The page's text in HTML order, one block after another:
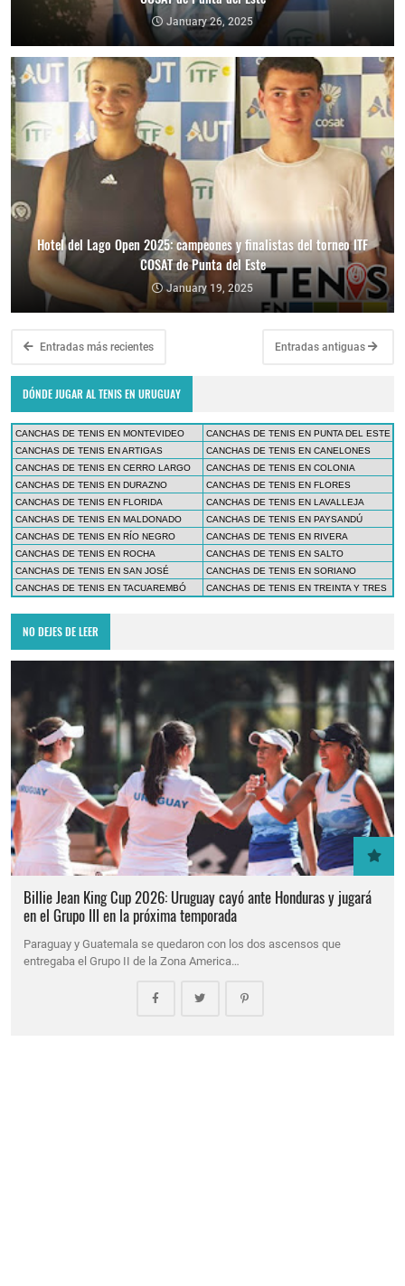
January 26, 2025
Hotel del Lago Open 2025: campeones y finalistas del torneo ITF
COSAT de Punta del Este
January 19, 2025
Entradas más recientes Entradas antiguas
DÓNDE JUGAR AL TENIS EN URUGUAY
CANCHAS DE TENIS EN MONTEVIDEO
CANCHAS DE TENIS EN PUNTA DEL ESTE
CANCHAS DE TENIS EN ARTIGAS
CANCHAS DE TENIS EN CANELONES
CANCHAS DE TENIS EN CERRO LARGO
CANCHAS DE TENIS EN COLONIA
CANCHAS DE TENIS EN DURAZNO
CANCHAS DE TENIS EN FLORES
CANCHAS DE TENIS EN FLORIDA
CANCHAS DE TENIS EN LAVALLEJA
CANCHAS DE TENIS EN MALDONADO
CANCHAS DE TENIS EN PAYSANDÚ
CANCHAS DE TENIS EN RÍO NEGRO
CANCHAS DE TENIS EN RIVERA
CANCHAS DE TENIS EN ROCHA
CANCHAS DE TENIS EN SALTO
CANCHAS DE TENIS EN SAN JOSÉ
CANCHAS DE TENIS EN SORIANO
CANCHAS DE TENIS EN TACUAREMBÓ
CANCHAS DE TENIS EN TREINTA Y TRES
NO DEJES DE LEER
Billie Jean King Cup 2026: Uruguay cayó ante Honduras y jugará
en el Grupo III en la próxima temporada
Paraguay y Guatemala se quedaron con los dos ascensos que
entregaba el Grupo II de la Zona America…